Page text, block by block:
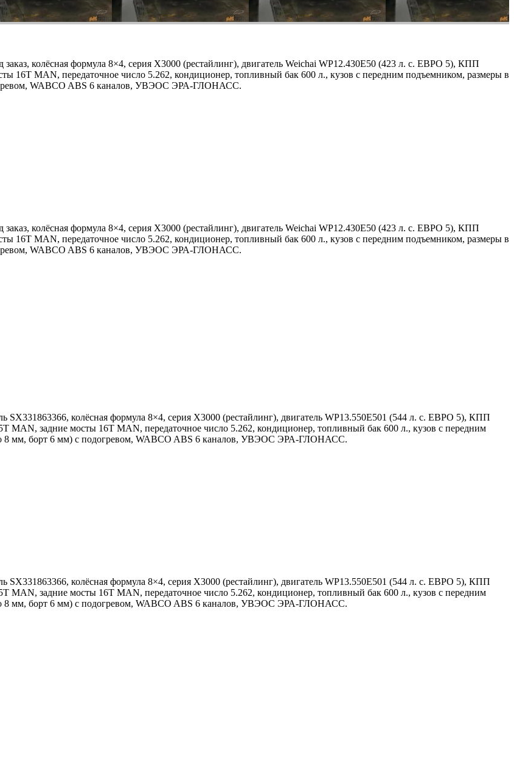
колёсная формула 8×4, серия X3000 (рестайлинг), двигатель Weichai WP12.430E50 (423 л. с. ЕВРО 5), КПП
16T MAN, передаточное число 5.262, кондиционер, топливный бак 600 л., кузов с передним подъемником, размеры в
WABCO ABS 6 каналов, УВЭОС ЭРА-ГЛОНАСС.
колёсная формула 8×4, серия X3000 (рестайлинг), двигатель Weichai WP12.430E50 (423 л. с. ЕВРО 5), КПП
16T MAN, передаточное число 5.262, кондиционер, топливный бак 600 л., кузов с передним подъемником, размеры в
WABCO ABS 6 каналов, УВЭОС ЭРА-ГЛОНАСС.
колёсная формула 8×4, серия X3000 (рестайлинг), двигатель WP13.550E501 (544 л. с. ЕВРО 5), КПП
MAN, задние мосты 16T MAN, передаточное число 5.262, кондиционер, топливный бак 600 л., кузов с передним
8 мм, борт 6 мм) с подогревом, WABCO ABS 6 каналов, УВЭОС ЭРА-ГЛОНАСС.
колёсная формула 8×4, серия X3000 (рестайлинг), двигатель WP13.550E501 (544 л. с. ЕВРО 5), КПП
MAN, задние мосты 16T MAN, передаточное число 5.262, кондиционер, топливный бак 600 л., кузов с передним
8 мм, борт 6 мм) с подогревом, WABCO ABS 6 каналов, УВЭОС ЭРА-ГЛОНАСС.